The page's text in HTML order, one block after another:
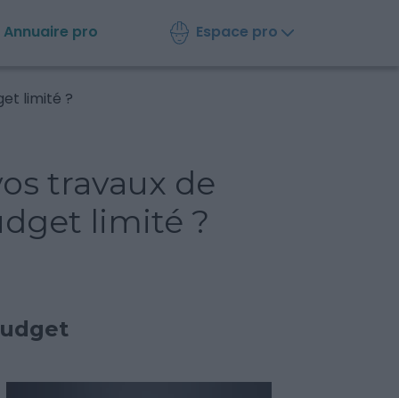
Annuaire pro Espace pro
limité ?
travaux de
limité ?